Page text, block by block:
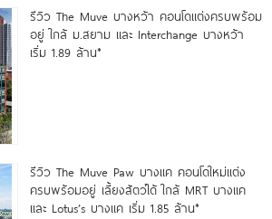
รีวิว The Muve บางหว้า คอนโดแต่งครบพร้อม
อยู่ ใกล้ ม.สยาม และ Interchange บางหว้า
เริ่ม 1.89 ล้าน*
รีวิว The Muve Paw บางแค คอนโดใหม่แต่ง
ครบพร้อมอยู่ เลี้ยงสัตว์ได้ ใกล้ MRT บางแค
และ Lotus’s บางแค เริ่ม 1.85 ล้าน*